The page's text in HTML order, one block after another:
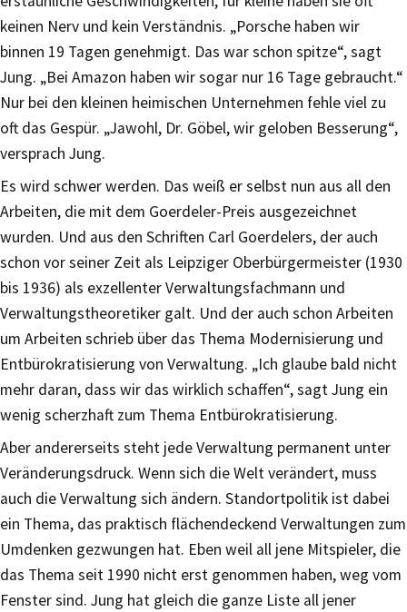
keinen Nerv und kein Verständnis. „Porsche haben wir
binnen 19 Tagen genehmigt. Das war schon spitze“, sagt
Jung. „Bei Amazon haben wir sogar nur 16 Tage gebraucht.“
Nur bei den kleinen heimischen Unternehmen fehle viel zu
oft das Gespür. „Jawohl, Dr. Göbel, wir geloben Besserung“,
versprach Jung.
Es wird schwer werden. Das weiß er selbst nun aus all den
Arbeiten, die mit dem Goerdeler-Preis ausgezeichnet
wurden. Und aus den Schriften Carl Goerdelers, der auch
schon vor seiner Zeit als Leipziger Oberbürgermeister (1930
bis 1936) als exzellenter Verwaltungsfachmann und
Verwaltungstheoretiker galt. Und der auch schon Arbeiten
um Arbeiten schrieb über das Thema Modernisierung und
Entbürokratisierung von Verwaltung. „Ich glaube bald nicht
mehr daran, dass wir das wirklich schaffen“, sagt Jung ein
wenig scherzhaft zum Thema Entbürokratisierung.
Aber andererseits steht jede Verwaltung permanent unter
Veränderungsdruck. Wenn sich die Welt verändert, muss
auch die Verwaltung sich ändern. Standortpolitik ist dabei
ein Thema, das praktisch flächendeckend Verwaltungen zum
Umdenken gezwungen hat. Eben weil all jene Mitspieler, die
das Thema seit 1990 nicht erst genommen haben, weg vom
Fenster sind. Jung hat gleich die ganze Liste all jener